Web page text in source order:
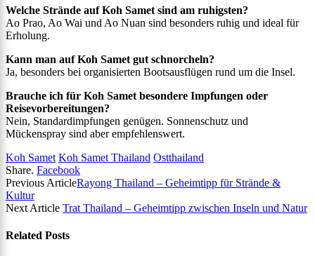
Welche Strände auf Koh Samet sind am ruhigsten?
Ao Prao, Ao Wai und Ao Nuan sind besonders ruhig und ideal für
Erholung.
Kann man auf Koh Samet gut schnorcheln?
Ja, besonders bei organisierten Bootsausflügen rund um die Insel.
Brauche ich für Koh Samet besondere Impfungen oder
Reisevorbereitungen?
Nein, Standardimpfungen genügen. Sonnenschutz und
Mückenspray sind aber empfehlenswert.
Koh Samet Koh Samet Thailand Ostthailand
Share. Facebook
Previous ArticleRayong Thailand – Geheimtipp für Strände &
Kultur
Next Article Trat Thailand – Geheimtipp zwischen Inseln und Natur
Related Posts